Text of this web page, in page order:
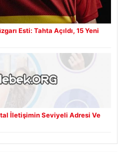
Esti: Tahta Açıldı, 15 Yeni
İletişimin Seviyeli Adresi Ve